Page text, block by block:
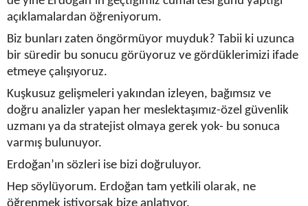
açıklamalardan öğreniyorum.
Biz bunları zaten öngörmüyor muyduk? Tabii ki uzunca
bir süredir bu sonucu görüyoruz ve gördüklerimizi ifade
etmeye çalışıyoruz.
Kuşkusuz gelişmeleri yakından izleyen, bağımsız ve
doğru analizler yapan her meslektaşımız-özel güvenlik
uzmanı ya da stratejist olmaya gerek yok- bu sonuca
varmış bulunuyor.
Erdoğan’ın sözleri ise bizi doğruluyor.
Hep söylüyorum. Erdoğan tam yetkili olarak, ne